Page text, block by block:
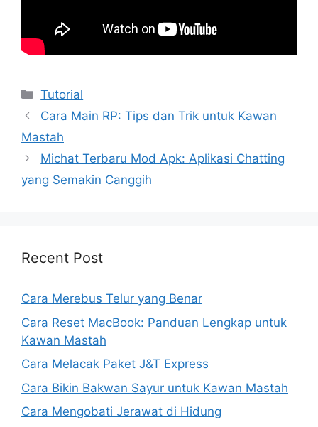
Kategori
Tutorial
Cara Main RP: Tips dan Trik untuk Kawan
Mastah
Michat Terbaru Mod Apk: Aplikasi Chatting
yang Semakin Canggih
Recent Post
Cara Merebus Telur yang Benar
Cara Reset MacBook: Panduan Lengkap untuk
Kawan Mastah
Cara Melacak Paket J&T Express
Cara Bikin Bakwan Sayur untuk Kawan Mastah
Cara Mengobati Jerawat di Hidung